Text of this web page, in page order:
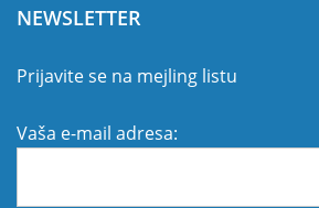
NEWSLETTER
Prijavite se na mejling listu
Vaša e-mail adresa: